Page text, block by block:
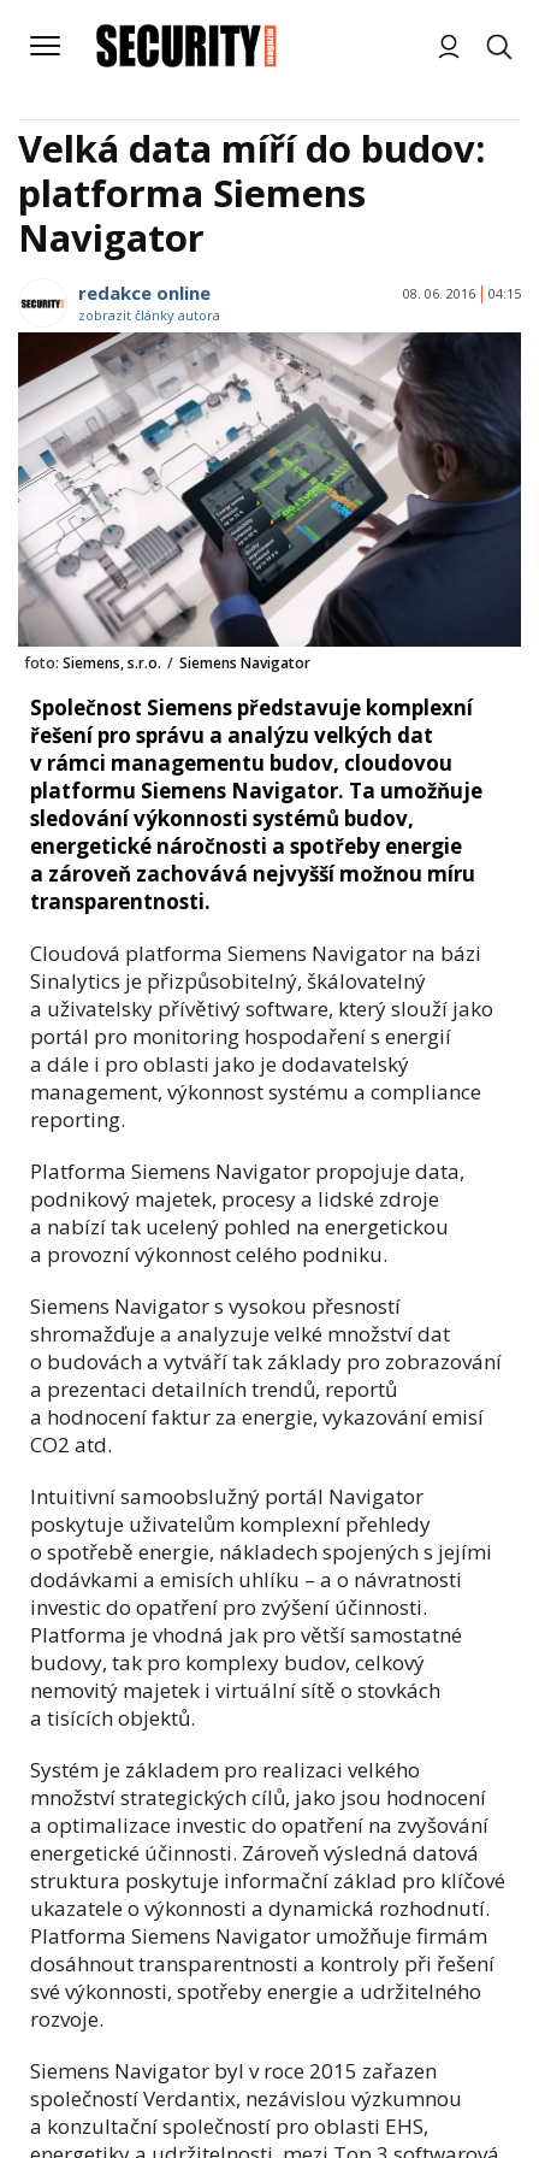
Velká data míří do budov:
platforma Siemens
Navigator
redakce online
zobrazit články autora
08. 06. 2016 04:15
foto: Siemens, s.r.o. / Siemens Navigator
Společnost Siemens představuje komplexní
řešení pro správu a analýzu velkých dat
v rámci managementu budov, cloudovou
platformu Siemens Navigator. Ta umožňuje
sledování výkonnosti systémů budov,
energetické náročnosti a spotřeby energie
a zároveň zachovává nejvyšší možnou míru
transparentnosti.
Cloudová platforma Siemens Navigator na bázi
Sinalytics je přizpůsobitelný, škálovatelný
a uživatelsky přívětivý software, který slouží jako
portál pro monitoring hospodaření s energií
a dále i pro oblasti jako je dodavatelský
management, výkonnost systému a compliance
reporting.
Platforma Siemens Navigator propojuje data,
podnikový majetek, procesy a lidské zdroje
a nabízí tak ucelený pohled na energetickou
a provozní výkonnost celého podniku.
Siemens Navigator s vysokou přesností
shromažďuje a analyzuje velké množství dat
o budovách a vytváří tak základy pro zobrazování
a prezentaci detailních trendů, reportů
a hodnocení faktur za energie, vykazování emisí
CO2 atd.
Intuitivní samoobslužný portál Navigator
poskytuje uživatelům komplexní přehledy
o spotřebě energie, nákladech spojených s jejími
dodávkami a emisích uhlíku – a o návratnosti
investic do opatření pro zvýšení účinnosti.
Platforma je vhodná jak pro větší samostatné
budovy, tak pro komplexy budov, celkový
nemovitý majetek i virtuální sítě o stovkách
a tisících objektů.
Systém je základem pro realizaci velkého
množství strategických cílů, jako jsou hodnocení
a optimalizace investic do opatření na zvyšování
energetické účinnosti. Zároveň výsledná datová
struktura poskytuje informační základ pro klíčové
ukazatele o výkonnosti a dynamická rozhodnutí.
Platforma Siemens Navigator umožňuje firmám
dosáhnout transparentnosti a kontroly při řešení
své výkonnosti, spotřeby energie a udržitelného
rozvoje.
Siemens Navigator byl v roce 2015 zařazen
společností Verdantix, nezávislou výzkumnou
a konzultační společností pro oblasti EHS,